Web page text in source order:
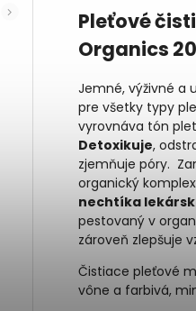
Pleťové
Organics
Jemné, výživné a
pre všetky typy
vyrovnáva tón
Detoxikuje,
zjemňuje póry.
organický
nechtíka
pestovaný v
zároveň zlepšuje
Čistiace pleťové
vône a farbivá,